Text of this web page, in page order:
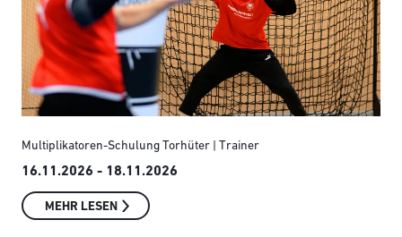
Multiplikatoren-Schulung Torhüter | Trainer
16.11.2026 - 18.11.2026
MEHR LESEN